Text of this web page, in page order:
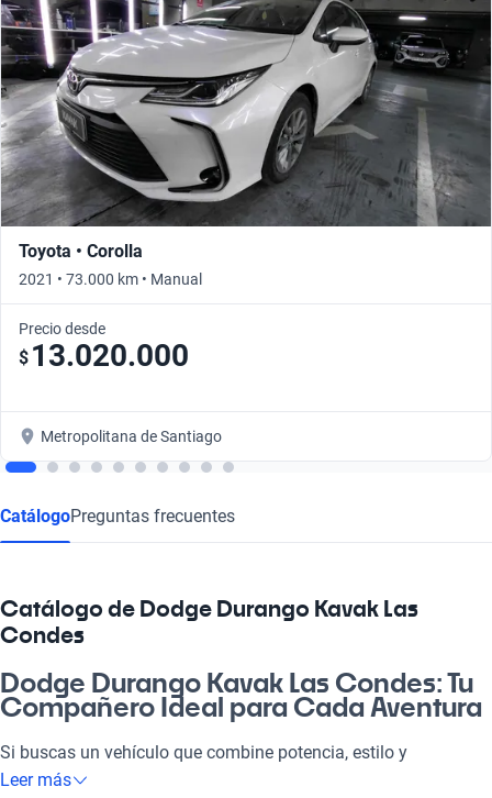
Toyota • Corolla
2021 • 73.000 km • Manual
Precio desde
$ 13.020.000
Metropolitana de Santiago
CatálogoPreguntas frecuentes
Catálogo de Dodge Durango Kavak Las
Condes
Dodge Durango Kavak Las Condes: Tu
Compañero Ideal para Cada Aventura
Si buscas un vehículo que combine potencia, estilo y
comodidad, el Dodge Durango Kavak Las Condes es la opción
Leer más